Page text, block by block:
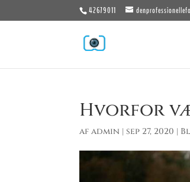
42679011
Hvorfor
afadmin |sep 27, 2020 |